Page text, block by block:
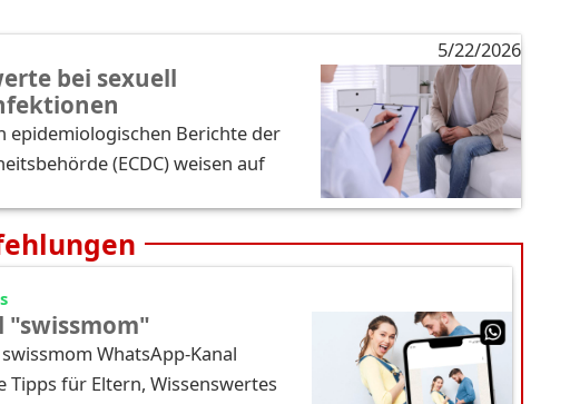
5/22/2026
bei sexuell
epidemiologischen Berichte der
(ECDC) weisen auf
"swissmom"
WhatsApp-Kanal
Tipps für Eltern, Wissenswertes